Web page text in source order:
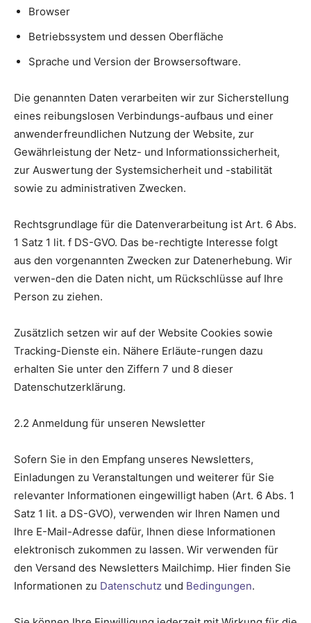
Browser
Betriebssystem und dessen Oberfläche
Sprache und Version der Browsersoftware.
Die genannten Daten verarbeiten wir zur Sicherstellung
eines reibungslosen Verbindungs-aufbaus und einer
anwenderfreundlichen Nutzung der Website, zur
Gewährleistung der Netz- und Informationssicherheit,
zur Auswertung der Systemsicherheit und -stabilität
sowie zu administrativen Zwecken.
Rechtsgrundlage für die Datenverarbeitung ist Art. 6 Abs.
1 Satz 1 lit. f DS-GVO. Das be-rechtigte Interesse folgt
aus den vorgenannten Zwecken zur Datenerhebung. Wir
verwen-den die Daten nicht, um Rückschlüsse auf Ihre
Person zu ziehen.
Zusätzlich setzen wir auf der Website Cookies sowie
Tracking-Dienste ein. Nähere Erläute-rungen dazu
erhalten Sie unter den Ziffern 7 und 8 dieser
Datenschutzerklärung.
2.2 Anmeldung für unseren Newsletter
Sofern Sie in den Empfang unseres Newsletters,
Einladungen zu Veranstaltungen und weiterer für Sie
relevanter Informationen eingewilligt haben (Art. 6 Abs. 1
Satz 1 lit. a DS-GVO), verwenden wir Ihren Namen und
Ihre E-Mail-Adresse dafür, Ihnen diese Informationen
elektronisch zukommen zu lassen. Wir verwenden für
den Versand des Newsletters Mailchimp. Hier finden Sie
Informationen zu Datenschutz und Bedingungen.